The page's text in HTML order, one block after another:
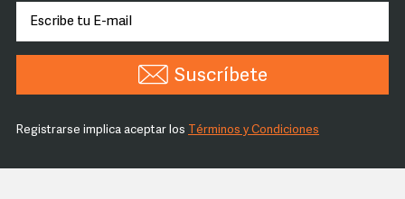
Suscríbete
Registrarse implica aceptar los Términos y Condiciones